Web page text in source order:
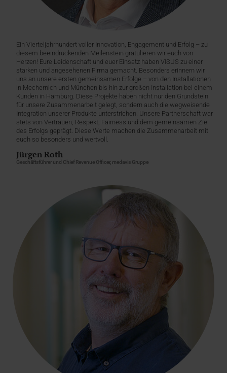
Ein Vierteljahrhundert voller Innovation, Engagement und Erfolg – zu
diesem beeindruckenden Meilenstein gratulieren wir euch von
Herzen! Eure Leidenschaft und euer Einsatz haben VISUS zu einer
starken und angesehenen Firma gemacht. Besonders erinnern wir
uns an unsere ersten gemeinsamen Erfolge – von den Installationen
in Mechernich und München bis hin zur großen Installation bei einem
Kunden in Hamburg. Diese Projekte haben nicht nur den Grundstein
für unsere Zusammenarbeit gelegt, sondern auch die wegweisende
Integration unserer Produkte unterstrichen. Unsere Partnerschaft war
stets von Vertrauen, Respekt, Fairness und dem gemeinsamen Ziel
des Erfolgs geprägt. Diese Werte machen die Zusammenarbeit mit
euch so besonders und wertvoll.
Jürgen Roth
Geschäftsführer und Chief Revenue Officer, medavis Gruppe